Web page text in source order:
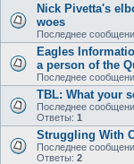
Nick Pivetta's
woes
Последнее
Eagles
a person of the
Последнее
TBL: What your
Последнее
Ответы: 1
Struggling With
Последнее
Ответы: 2